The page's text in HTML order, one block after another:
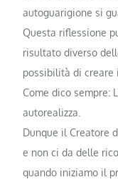
autoguarigione si
Questa riflessione
risultato diverso
possibilità di creare
Come dico sempre:
autorealizza.
Dunque il Creatore
e non ci da delle
quando iniziamo il